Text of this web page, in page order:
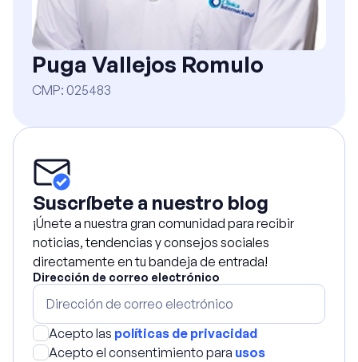
Puga Vallejos Romulo
CMP: 025483
Suscríbete a nuestro blog
¡Únete a nuestra gran comunidad para recibir
noticias, tendencias y consejos sociales
directamente en tu bandeja de entrada!
Dirección de correo electrónico
Acepto las políticas de privacidad
Acepto el consentimiento para usos